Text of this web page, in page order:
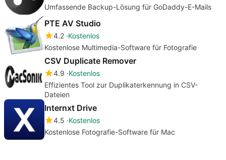
Umfassende Backup-Lösung für GoDaddy-E-Mails
PTE AV Studio
4.2 Kostenlos
Kostenlose Multimedia-Software für Fotografie
CSV Duplicate Remover
4.9 Kostenlos
Effizientes Tool zur Duplikaterkennung in CSV-
Dateien
Internxt Drive
4.5 Kostenlos
Kostenlose Fotografie-Software für Mac